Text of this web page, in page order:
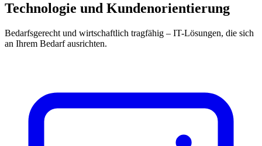
Technologie und Kundenorientierung
Bedarfsgerecht und wirtschaftlich tragfähig – IT-Lösungen, die sich
an Ihrem Bedarf ausrichten.